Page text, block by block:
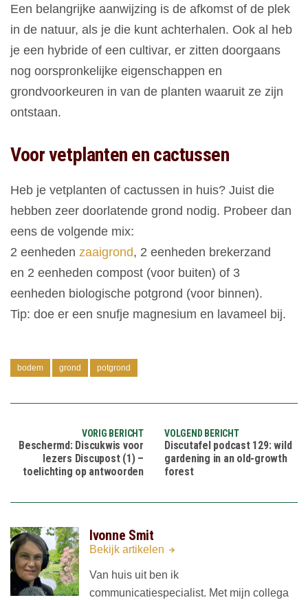
Een belangrijke aanwijzing is de afkomst of de plek
in de natuur, als je die kunt achterhalen. Ook al heb
je een hybride of een cultivar, er zitten doorgaans
nog oorspronkelijke eigenschappen en
grondvoorkeuren in van de planten waaruit ze zijn
ontstaan.
Voor vetplanten en cactussen
Heb je vetplanten of cactussen in huis? Juist die
hebben zeer doorlatende grond nodig. Probeer dan
eens de volgende mix:
2 eenheden zaaigrond, 2 eenheden brekerzand
en 2 eenheden compost (voor buiten) of 3
eenheden biologische potgrond (voor binnen).
Tip: doe er een snufje magnesium en lavameel bij.
bodem grond potgrond
VORIG BERICHT
Beschermd: Discukwis voor
lezers Discupost (1) –
toelichting op antwoorden
VOLGEND BERICHT
Discutafel podcast 129: wild
gardening in an old-growth
forest
Ivonne Smit
Bekijk artikelen
Van huis uit ben ik
communicatiespecialist. Met mijn collega